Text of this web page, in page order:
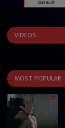
VIDEOS
MOST POPULAR